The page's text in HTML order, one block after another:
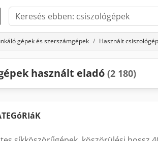
gépek és szerszámgépek Használt
használt eladó (2 180)